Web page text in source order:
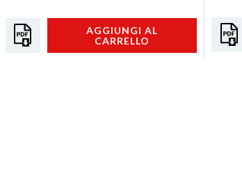
AGGIUNGI AL
CARRELLO